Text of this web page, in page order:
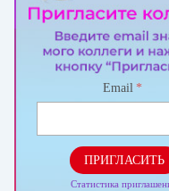
Email *
ПРИГЛАСИТЬ
Статистика